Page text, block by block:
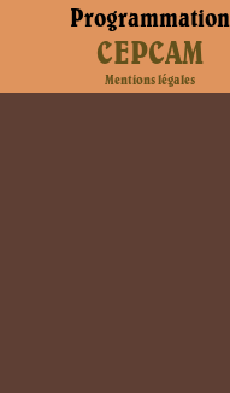
Programmation
CEPCAM
Mentions légales